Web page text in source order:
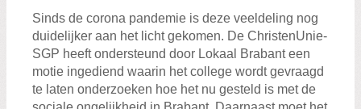
Sinds de corona pandemie is deze veeldeling nog
duidelijker aan het licht gekomen. De ChristenUnie-
SGP heeft ondersteund door Lokaal Brabant een
motie ingediend waarin het college wordt gevraagd
te laten onderzoeken hoe het nu gesteld is met de